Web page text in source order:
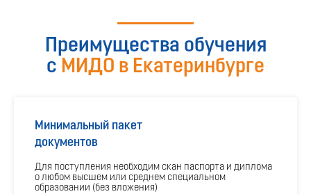
Преимущества обучения
с МИДО в Екатеринбурге
Минимальный пакет
документов
Для поступления необходим скан паспорта и диплома
о любом высшем или среднем специальном
образовании (без вложения)